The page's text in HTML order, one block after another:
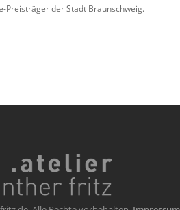
Preisträger der Stadt Braunschweig.